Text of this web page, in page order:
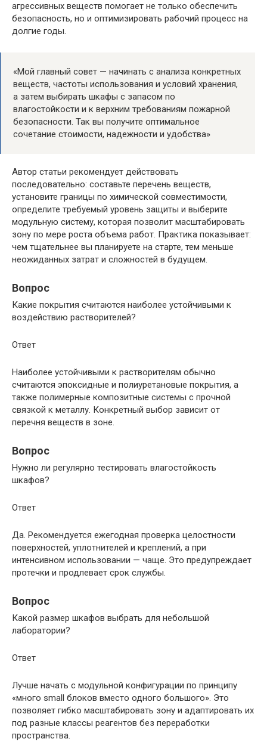
агрессивных веществ помогает не только обеспечить
безопасность, но и оптимизировать рабочий процесс на
долгие годы.
«Мой главный совет — начинать с анализа конкретных
веществ, частоты использования и условий хранения,
а затем выбирать шкафы с запасом по
влагостойкости и к верхним требованиям пожарной
безопасности. Так вы получите оптимальное
сочетание стоимости, надежности и удобства»
Автор статьи рекомендует действовать
последовательно: составьте перечень веществ,
установите границы по химической совместимости,
определите требуемый уровень защиты и выберите
модульную систему, которая позволит масштабировать
зону по мере роста объема работ. Практика показывает:
чем тщательнее вы планируете на старте, тем меньше
неожиданных затрат и сложностей в будущем.
Вопрос
Какие покрытия считаются наиболее устойчивыми к
воздействию растворителей?
Ответ
Наиболее устойчивыми к растворителям обычно
считаются эпоксидные и полиуретановые покрытия, а
также полимерные композитные системы с прочной
связкой к металлу. Конкретный выбор зависит от
перечня веществ в зоне.
Вопрос
Нужно ли регулярно тестировать влагостойкость
шкафов?
Ответ
Да. Рекомендуется ежегодная проверка целостности
поверхностей, уплотнителей и креплений, а при
интенсивном использовании — чаще. Это предупреждает
протечки и продлевает срок службы.
Вопрос
Какой размер шкафов выбрать для небольшой
лаборатории?
Ответ
Лучше начать с модульной конфигурации по принципу
«много small блоков вместо одного большого». Это
позволяет гибко масштабировать зону и адаптировать их
под разные классы реагентов без переработки
пространства.